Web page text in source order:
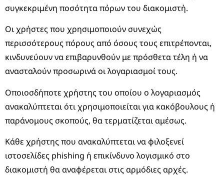
συγκεκριμένη ποσότητα πόρων του διακομιστή.
Οι χρήστες που χρησιμοποιούν συνεχώς
περισσότερους πόρους από όσους τους επιτρέπονται,
κινδυνεύουν να επιβαρυνθούν με πρόσθετα τέλη ή να
ανασταλούν προσωρινά οι λογαριασμοί τους.
Οποιοσδήποτε χρήστης του οποίου ο λογαριασμός
ανακαλύπτεται ότι χρησιμοποιείται για κακόβουλους ή
παράνομους σκοπούς, θα τερματίζεται αμέσως.
Κάθε χρήστης που ανακαλύπτεται να φιλοξενεί
ιστοσελίδες phishing ή επικίνδυνο λογισμικό στο
διακομιστή θα αναφέρεται στις αρμόδιες αρχές.